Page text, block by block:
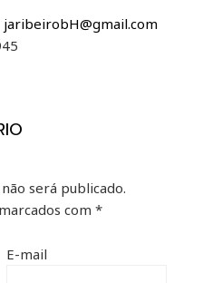
jaribeirobH@gmail.com
será publicado.
com *
E-mail